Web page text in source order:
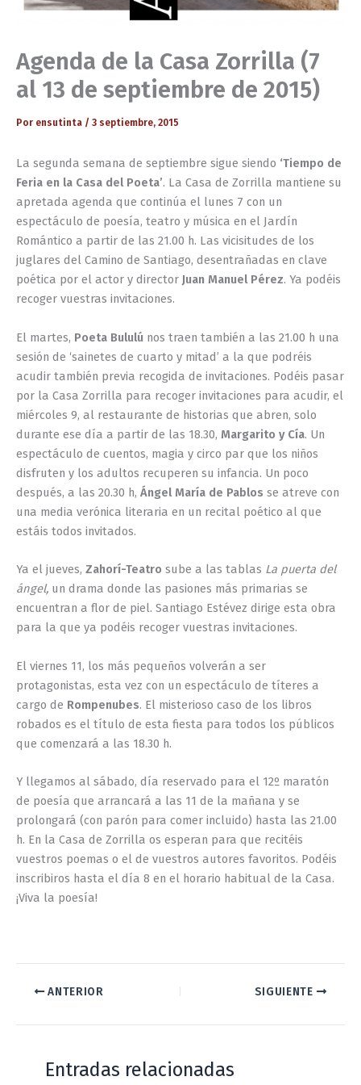
Agenda de la Casa Zorrilla (7
al 13 de septiembre de 2015)
Por ensutinta / 3 septiembre, 2015
La segunda semana de septiembre sigue siendo ‘Tiempo de
Feria en la Casa del Poeta’. La Casa de Zorrilla mantiene su
apretada agenda que continúa el lunes 7 con un
espectáculo de poesía, teatro y música en el Jardín
Romántico a partir de las 21.00 h. Las vicisitudes de los
juglares del Camino de Santiago, desentrañadas en clave
poética por el actor y director Juan Manuel Pérez. Ya podéis
recoger vuestras invitaciones.
El martes, Poeta Bululú nos traen también a las 21.00 h una
sesión de ‘sainetes de cuarto y mitad’ a la que podréis
acudir también previa recogida de invitaciones. Podéis pasar
por la Casa Zorrilla para recoger invitaciones para acudir, el
miércoles 9, al restaurante de historias que abren, solo
durante ese día a partir de las 18.30, Margarito y Cía. Un
espectáculo de cuentos, magia y circo par que los niños
disfruten y los adultos recuperen su infancia. Un poco
después, a las 20.30 h, Ángel María de Pablos se atreve con
una media verónica literaria en un recital poético al que
estáis todos invitados.
Ya el jueves, Zahorí-Teatro sube a las tablas La puerta del
ángel, un drama donde las pasiones más primarias se
encuentran a flor de piel. Santiago Estévez dirige esta obra
para la que ya podéis recoger vuestras invitaciones.
El viernes 11, los más pequeños volverán a ser
protagonistas, esta vez con un espectáculo de títeres a
cargo de Rompenubes. El misterioso caso de los libros
robados es el título de esta fiesta para todos los públicos
que comenzará a las 18.30 h.
Y llegamos al sábado, día reservado para el 12º maratón
de poesía que arrancará a las 11 de la mañana y se
prolongará (con parón para comer incluido) hasta las 21.00
h. En la Casa de Zorrilla os esperan para que recitéis
vuestros poemas o el de vuestros autores favoritos. Podéis
inscribiros hasta el día 8 en el horario habitual de la Casa.
¡Viva la poesía!
ANTERIOR SIGUIENTE
Entradas relacionadas